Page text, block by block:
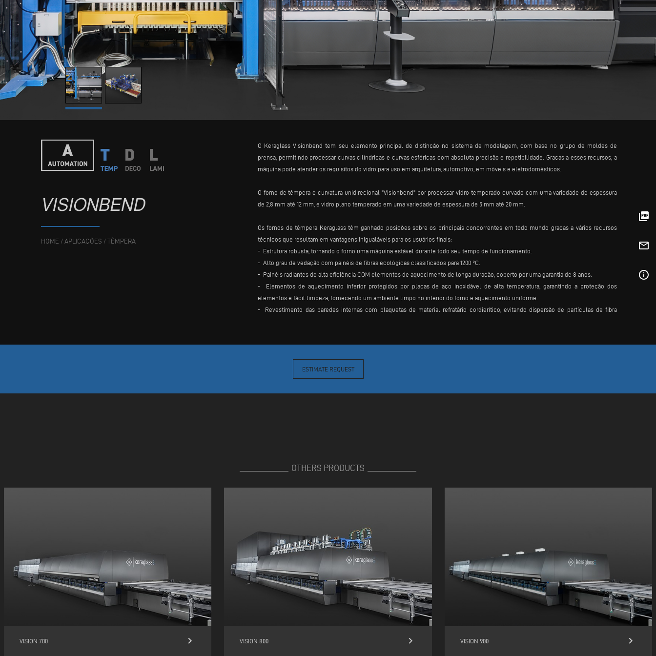
VISIONBEND
HOME / APLICAÇÕES / TÊMPERA
O Keraglass Visionbend tem seu elemento principal de distinção no sistema de modelagem, com base no grupo de moldes de
prensa, permitindo processar curvas cilíndricas e curvas esféricas com absoluta precisão e repetibilidade. Graças a esses recursos, a
máquina pode atender os requisitos do vidro para uso em arquitetura, automotivo, em móveis e eletrodomésticos.
O forno de têmpera e curvatura unidirecional "Visionbend" por processar vidro temperado curvado com uma variedade de espessura
de 2,8 mm até 12 mm, e vidro plano temperado em uma variedade de espessura de 5 mm até 20 mm.
Os fornos de têmpera Keraglass têm ganhado posições sobre os principais concorrentes em todo mundo graças a vários recursos
técnicos que resultam em vantagens inigualáveis para os usuários finais:
- Estrutura robusta, tornando o forno uma máquina estável durante todo seu tempo de funcionamento.
- Alto grau de vedação com painéis de fibras ecológicas classificados para 1200 °C.
- Painéis radiantes de alta eficiência COM elementos de aquecimento de longa duração, coberto por uma garantia de 8 anos.
- Elementos de aquecimento inferior protegidos por placas de aço inoxidável de alta temperatura, garantindo a proteção dos
elementos e fácil limpeza, fornecendo um ambiente limpo no interior do forno e aquecimento uniforme.
- Revestimento das paredes internas com plaquetas de material refratário cordierítico, evitando dispersão de partículas de fibra
parâmetro da receita de produção.
- Usando sistemas de controle padrão para certificar e melhorar a qualidade do produto final, como o Vision System (IRScanner) e
ESTIMATE REQUEST
picture_as_pdf
mail_outline
info_outline
OTHERS PRODUCTS
VISION 700 keyboard_arrow_right VISION 800 keyboard_arrow_right VISION 900 keyboard_arrow_right